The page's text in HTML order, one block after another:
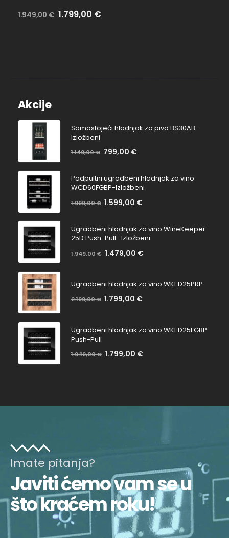
Bez
popusta:
1.949,00€ Na
popustu:
1.799,00 €
Akcije
Samostojeći hladnjak za pivo BS30AB-
Izložbeni
Bez
1.149,00€ Na
799,00 €
Podpultni ugradbeni hladnjak za vino
WCD60FGBP-Izložbeni
Bez
1.999,00€ Na
1.599,00 €
Ugradbeni hladnjak za vino WineKeeper
25D Push-Pull -Izložbeni
Bez
1.949,00€ Na
1.479,00 €
Ugradbeni hladnjak za vino WKED25PRP
Bez
2.199,00€ Na
1.799,00 €
Ugradbeni hladnjak za vino WKED25FGBP
Push-Pull
Bez
1.949,00€ Na
1.799,00 €
Imate pitanja?
Javiti ćemo vam se u
što kraćem roku!